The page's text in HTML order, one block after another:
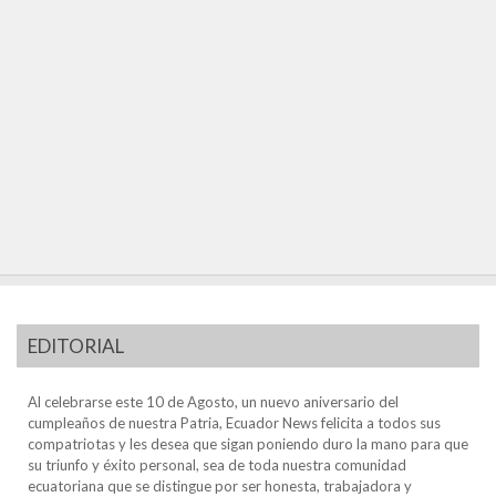
EDITORIAL
Al celebrarse este 10 de Agosto, un nuevo aniversario del
cumpleaños de nuestra Patria, Ecuador News felicita a todos sus
compatriotas y les desea que sigan poniendo duro la mano para que
su triunfo y éxito personal, sea de toda nuestra comunidad
ecuatoriana que se distingue por ser honesta, trabajadora y